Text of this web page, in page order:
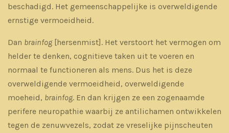
beschadigd. Het gemeenschappelijke is overweldigende
ernstige vermoeidheid.
Dan brainfog [hersenmist]. Het verstoort het vermogen om
helder te denken, cognitieve taken uit te voeren en
normaal te functioneren als mens. Dus het is deze
overweldigende vermoeidheid, overweldigende
moeheid, brainfog. En dan krijgen ze een zogenaamde
perifere neuropathie waarbij ze antilichamen ontwikkelen
tegen de zenuwvezels, zodat ze vreselijke pijnscheuten